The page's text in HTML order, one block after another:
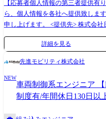
貫して携わることができ、 Webアプリエンジニアとしてのスキルアップ
が可能です。 開発の流行に左右される分野であるため、アジャイル開発
やCIツールの導入は当然のことと
【応募者個人情報の第三者提供有
ら、個人情報を各社へ提供致しま
申し上げます。 <提供先> 株式会社日立ハイテク九州 株式会社日立ハイ
テクフィールディング 【配属組織について】 ●組織のミッション 医用シ
ステム製品に対する品質確保と品
り、臨床検査用生化学・免疫自動
質問題の早期解決、開発案件の不
コラボ協業会社との関係強化及び
育成する。 ・品質データのデジタ
詳細を見る
先進モビリティ株式会社
NEW
車両制御系エンジニア
制度有/年間休日130日以